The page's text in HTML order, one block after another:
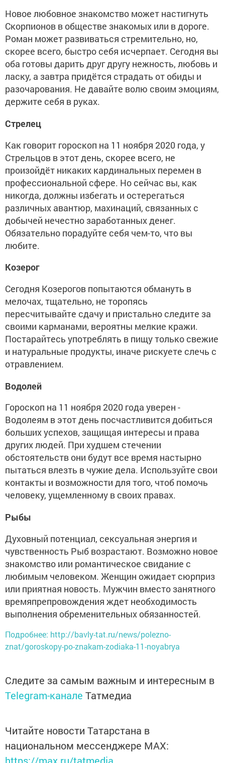
Новое любовное знакомство может настигнуть
Скорпионов в обществе знакомых или в дороге.
Роман может развиваться стремительно, но,
скорее всего, быстро себя исчерпает. Сегодня вы
оба готовы дарить друг другу нежность, любовь и
ласку, а завтра придётся страдать от обиды и
разочарования. Не давайте волю своим эмоциям,
держите себя в руках.
Стрелец
Как говорит гороскоп на 11 ноября 2020 года, у
Стрельцов в этот день, скорее всего, не
произойдёт никаких кардинальных перемен в
профессиональной сфере. Но сейчас вы, как
никогда, должны избегать и остерегаться
различных авантюр, махинаций, связанных с
добычей нечестно заработанных денег.
Обязательно порадуйте себя чем-то, что вы
любите.
Козерог
Сегодня Козерогов попытаются обмануть в
мелочах, тщательно, не торопясь
пересчитывайте сдачу и пристально следите за
своими карманами, вероятны мелкие кражи.
Постарайтесь употреблять в пищу только свежие
и натуральные продукты, иначе рискуете слечь с
отравлением.
Водолей
Гороскоп на 11 ноября 2020 года уверен -
Водолеям в этот день посчастливится добиться
больших успехов, защищая интересы и права
других людей. При худшем стечении
обстоятельств они будут все время настырно
пытаться влезть в чужие дела. Используйте свои
контакты и возможности для того, чтоб помочь
человеку, ущемленному в своих правах.
Рыбы
Духовный потенциал, сексуальная энергия и
чувственность Рыб возрастают. Возможно новое
знакомство или романтическое свидание с
любимым человеком. Женщин ожидает сюрприз
или приятная новость. Мужчин вместо занятного
времяпрепровождения ждет необходимость
выполнения обременительных обязанностей.
Подробнее: http://bavly-tat.ru/news/polezno-
znat/goroskopy-po-znakam-zodiaka-11-noyabrya
Следите за самым важным и интересным в
Telegram-канале Татмедиа
Читайте новости Татарстана в
национальном мессенджере MАХ: